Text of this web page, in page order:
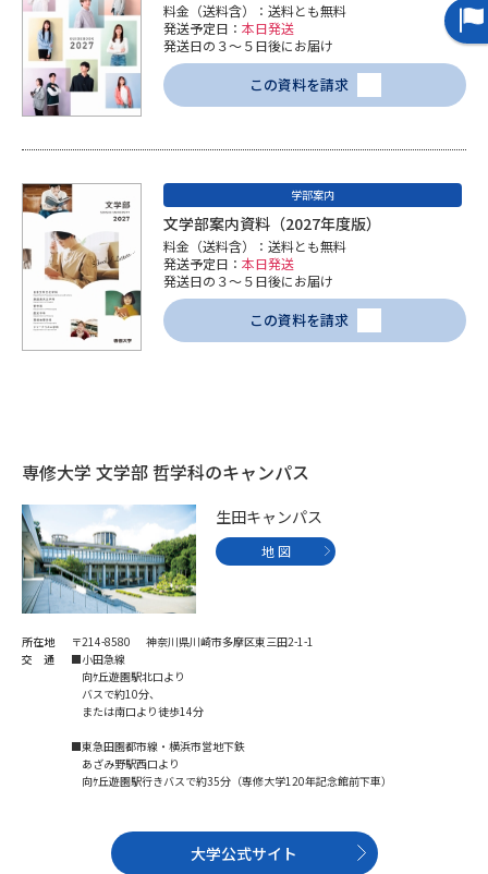
受験準備 資料検索
志望校・出願校を調べる
併願校選び 受験スケジュールを立てよう
先輩が入学を決めた理由 テレメール全国一斉進学調査
新生活お役立ちガイド
大学で学びたい学問発見
学問のミニ講義「夢ナビ講義」 学問分野解説
ユーザーサポート
Ｑ＆Ａ よくあるご質問
個人情報取扱規定
料金（送料含）：送料とも無料
発送予定日： 本日発送
発送日の３～５日後にお届け
この資料を請求
学部案内
文学部案内資料（2027年度版）
料金（送料含）：送料とも無料
発送予定日： 本日発送
発送日の３～５日後にお届け
この資料を請求
専修大学 文学部 哲学科のキャンパス
生田キャンパス
地 図
所在地
〒214-8580 神奈川県川崎市多摩区東三田2-1-1
交 通
■小田急線
向ｹ丘遊園駅北口より
バスで約10分、
または南口より徒歩14分
■東急田園都市線・横浜市営地下鉄
あざみ野駅西口より
向ｹ丘遊園駅行きバスで約35分（専修大学120年記念館前下車）
大学公式サイト